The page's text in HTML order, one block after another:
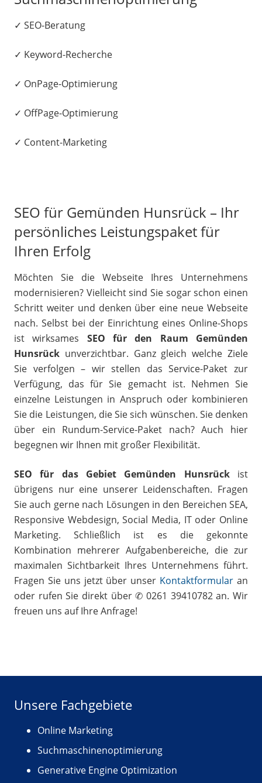
✓ SEO-Beratung
✓ Keyword-Recherche
✓ OnPage-Optimierung
✓ OffPage-Optimierung
✓ Content-Marketing
SEO für Gemünden Hunsrück – Ihr
persönliches Leistungspaket für
Ihren Erfolg
Möchten Sie die Webseite Ihres Unternehmens
modernisieren? Vielleicht sind Sie sogar schon einen
Schritt weiter und denken über eine neue Webseite
nach. Selbst bei der Einrichtung eines Online-Shops
ist wirksames SEO für den Raum Gemünden
Hunsrück unverzichtbar. Ganz gleich welche Ziele
Sie verfolgen – wir stellen das Service-Paket zur
Verfügung, das für Sie gemacht ist. Nehmen Sie
einzelne Leistungen in Anspruch oder kombinieren
Sie die Leistungen, die Sie sich wünschen. Sie denken
über ein Rundum-Service-Paket nach? Auch hier
begegnen wir Ihnen mit großer Flexibilität.
SEO für das Gebiet Gemünden Hunsrückist
übrigens nur eine unserer Leidenschaften. Fragen
Sie auch gerne nach Lösungen in den Bereichen SEA,
Responsive Webdesign, Social Media, IT oder Online
Marketing. Schließlich ist es die gekonnte
Kombination mehrerer Aufgabenbereiche, die zur
maximalen Sichtbarkeit Ihres Unternehmens führt.
Fragen Sie uns jetzt über unser Kontaktformular an
oder rufen Sie direkt über ✆ 0261 39410782 an. Wir
freuen uns auf Ihre Anfrage!
Unsere Fachgebiete
Online Marketing
Suchmaschinenoptimierung
Generative Engine Optimization